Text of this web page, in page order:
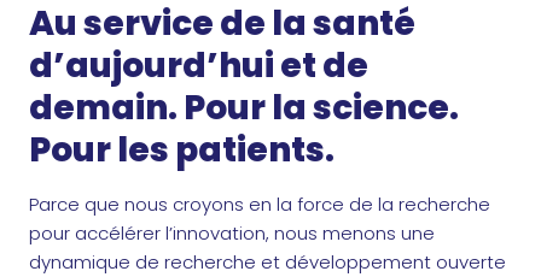
Au service de la santé
d’aujourd’hui et de
demain. Pour la science.
Pour les patients.
Parce que nous croyons en la force de la recherche
pour accélérer l’innovation, nous menons une
dynamique de recherche et développement ouverte